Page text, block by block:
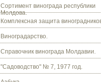
Сортимент винограда республики
Молдова.
Комплексная защита виноградников.
Виноградарство.
Справочник винограда Молдавии.
"Садоводство" № 7, 1977 год.